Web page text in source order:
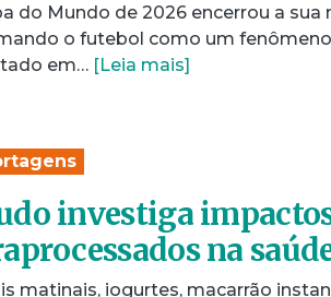
do Mundo de 2026 encerrou a sua
o futebol como um
em… [Leia mais]
investiga
na
matinais, iogurtes, macarrão